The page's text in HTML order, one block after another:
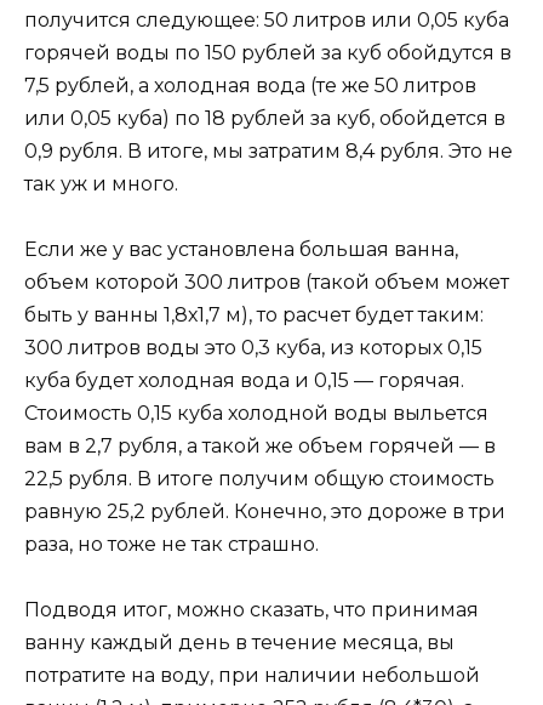
получится следующее: 50 литров или 0,05 куба
горячей воды по 150 рублей за куб обойдутся в
7,5 рублей, а холодная вода (те же 50 литров
или 0,05 куба) по 18 рублей за куб, обойдется в
0,9 рубля. В итоге, мы затратим 8,4 рубля. Это не
так уж и много.
Если же у вас установлена большая ванна,
объем которой 300 литров (такой объем может
быть у ванны 1,8х1,7 м), то расчет будет таким:
300 литров воды это 0,3 куба, из которых 0,15
куба будет холодная вода и 0,15 — горячая.
Стоимость 0,15 куба холодной воды выльется
вам в 2,7 рубля, а такой же объем горячей — в
22,5 рубля. В итоге получим общую стоимость
равную 25,2 рублей. Конечно, это дороже в три
раза, но тоже не так страшно.
Подводя итог, можно сказать, что принимая
ванну каждый день в течение месяца, вы
потратите на воду, при наличии небольшой